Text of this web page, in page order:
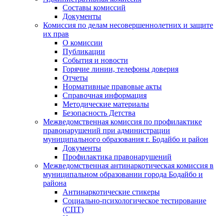
Составы комиссий
Документы
Комиссия по делам несовершеннолетних и защите
их прав
О комиссии
Публикации
События и новости
Горячие линии, телефоны доверия
Отчеты
Нормативные правовые акты
Справочная информация
Методические материалы
Безопасность Детства
Межведомственная комиссия по профилактике
правонарушений при администрации
муниципального образования г. Бодайбо и район
Документы
Профилактика правонарушений
Межведомственная антинаркотическая комиссия в
муниципальном образовании города Бодайбо и
района
Антинаркотические стикеры
Социально-психологическое тестирование
(СПТ)